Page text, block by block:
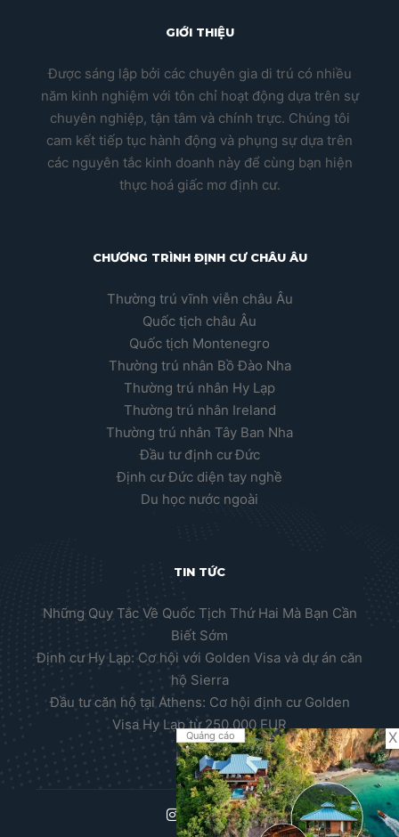
GIỚI THIỆU
Được sáng lập bởi các chuyên gia di trú có nhiều
năm kinh nghiệm với tôn chỉ hoạt động dựa trên sự
chuyên nghiệp, tận tâm và chính trực. Chúng tôi
cam kết tiếp tục hành động và phụng sự dựa trên
các nguyên tắc kinh doanh này để cùng bạn hiện
thực hoá giấc mơ định cư.
CHƯƠNG TRÌNH ĐỊNH CƯ CHÂU ÂU
Thường trú vĩnh viễn châu Âu
Quốc tịch châu Âu
Quốc tịch Montenegro
Thường trú nhân Bồ Đào Nha
Thường trú nhân Hy Lạp
Thường trú nhân Ireland
Thường trú nhân Tây Ban Nha
Đầu tư định cư Đức
Định cư Đức diện tay nghề
Du học nước ngoài
TIN TỨC
Những Quy Tắc Về Quốc Tịch Thứ Hai Mà Bạn Cần
Biết Sớm
Định cư Hy Lạp: Cơ hội với Golden Visa và dự án căn
hộ Sierra
Đầu tư căn hộ tại Athens: Cơ hội định cư Golden
Visa Hy Lạp từ 250.000 EUR
Quảng cáo X